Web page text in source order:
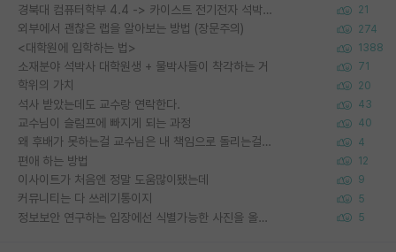
경북대 컴퓨터학부 4.4 -> 카이스트 전기전자 석박사통합과정 합격 21
외부에서 괜찮은 랩을 알아보는 방법 (장문주의) 274
<대학원에 입학하는 법> 1388
소재분야 석박사 대학원생 + 물박사들이 착각하는 거 71
학위의 가치 20
석사 받았는데도 교수랑 연락한다. 43
교수님이 슬럼프에 빠지게 되는 과정 40
왜 후배가 못하는걸 교수님은 내 책임으로 돌리는걸까요? 4
편애 하는 방법 12
이사이트가 처음엔 정말 도움많이됐는데 9
커뮤니티는 다 쓰레기통이지 5
정보보안 연구하는 입장에선 식별가능한 사진을 올리는건 비추이긴함 5